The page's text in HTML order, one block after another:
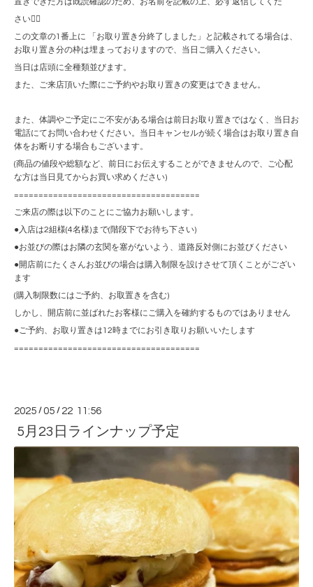
置きできた方は既読確認のため、お名前を記載の上、必ず返信してくだ
さい🙇‍♀️
この文章の1番上に 「お取り置き分終了しました」と記載されてる場合は、
お取り置き分の枠は埋まっておりますので、当日ご購入ください。
当日は店頭に全種類並びます。
また、ご来店頂いた際にご予約やお取り置きの変更はできません。
また、体調やご予定にご不安がある場合は前日お取り置きではなく、当日お
電話にてお問い合わせください。当日キャンセルが続く場合はお取り置き自
体をお断りする場合もございます。
(商品の値段や総額など、前日にお伝えすることができませんので、ご心配
な方は当日見てからお買い求めください)
======================================
ご来店の際は以下のことにご協力お願いします。
●入店は2組様(4名様)まで(階段下でお待ち下さい)
●お並びの際はお隣の玄関を塞がないよう、道路反対側にお並びください
●開店前にたくさんお並びの場合は購入制限を設けさせて頂くことがござい
ます
(購入制限数にはご予約、お取置きを含む)
しかし、開店前に並ばれたお客様にご購入を確約するものではありません
●ご予約、お取り置きは12時までにお引き取りお願いいたします
======================================
2025 /05 / 22 11:56
5月23日ラインナップ予定